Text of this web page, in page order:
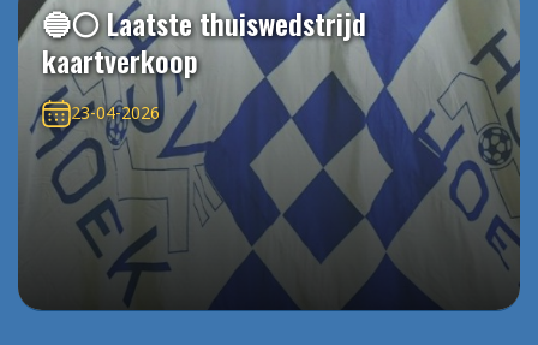
🔵⚪️ Laatste thuiswedstrijd
kaartverkoop
23-04-2026